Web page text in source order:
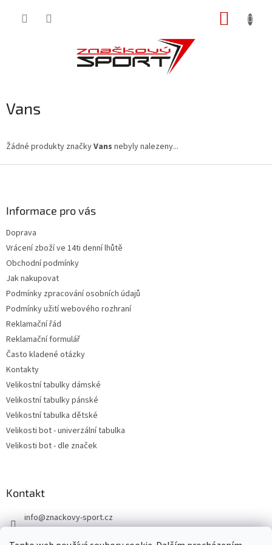
Vans
Žádné produkty značkyVans nebyly nalezeny...
Informace pro vás
Doprava
Vrácení zboží ve 14ti denní lhůtě
Obchodní podmínky
Jak nakupovat
Podmínky zpracování osobních údajů
Podmínky užití webového rozhraní
Reklamační řád
Reklamační formulář
Často kladené otázky
Kontakty
Velikostní tabulky dámské
Velikostní tabulky pánské
Velikostní tabulka dětské
Velikosti bot - univerzální tabulka
Velikosti bot - dle značek
Kontakt
info@znackovy-sport.cz